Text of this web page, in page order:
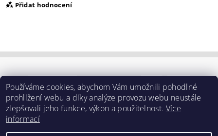
Přidat hodnocení
Používáme cookies, abychom Vám umožnili pohodlné
prohlížení webu a díky analýze provozu webu neustále
zlepšovali jeho funkce, výkon a použitelnost. Více
informací